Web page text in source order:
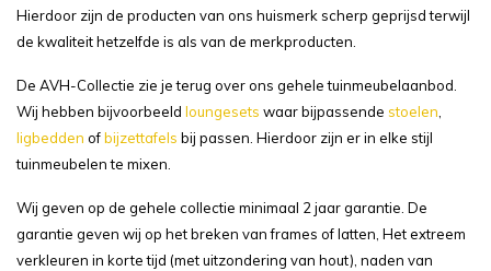
Hierdoor zijn de producten van ons huismerk scherp geprijsd terwijl
de kwaliteit hetzelfde is als van de merkproducten.
De AVH-Collectie zie je terug over ons gehele tuinmeubelaanbod.
Wij hebben bijvoorbeeld loungesets waar bijpassende stoelen,
ligbedden ofbijzettafels bij passen. Hierdoor zijn er in elke stijl
tuinmeubelen te mixen.
Wij geven op de gehele collectie minimaal 2 jaar garantie. De
garantie geven wij op het breken van frames of latten, Het extreem
verkleuren in korte tijd (met uitzondering van hout), naden van